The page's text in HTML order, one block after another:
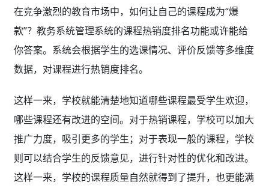
在竞争激烈的教育市场中，如何让自己的课程成为“爆
款”？教务系统管理系统的课程热销度排名功能或许能给
你答案。系统会根据学生的选课情况、评价反馈等多维度
数据，对课程进行热销度排名。
这样一来，学校就能清楚地知道哪些课程最受学生欢迎，
哪些课程还有改进的空间。对于热销课程，学校可以加大
推广力度，吸引更多的学生；对于表现一般的课程，学校
则可以结合学生的反馈意见，进行针对性的优化和改进。
这样一来，学校的课程质量自然就得到了提升，也更能满